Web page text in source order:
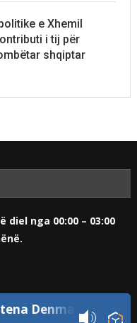
e Xhemil
i tij për
shqiptar
nga 00:00 – 03:00
Radio Antena Denmark